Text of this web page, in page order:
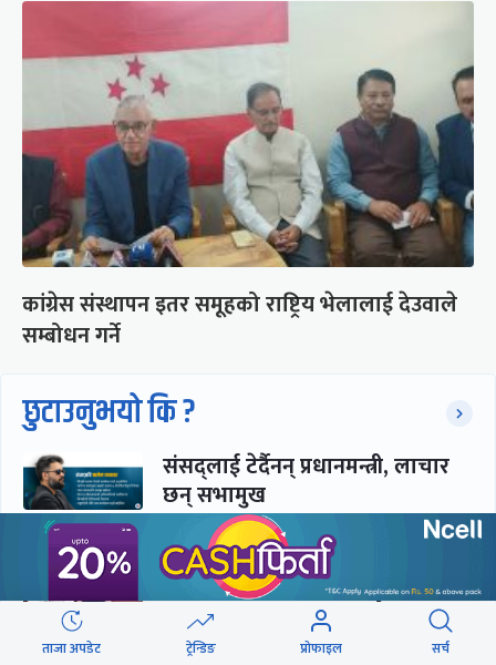
कांग्रेस संस्थापन इतर समूहको राष्ट्रिय भेलालाई देउवाले
सम्बोधन गर्ने
छुटाउनुभयो कि ?
संसद्लाई टेर्दैनन् प्रधानमन्त्री, लाचार
छन् सभामुख
‘अस्थायी प्रकृतिको अध्यादेशले ऐनको
व्यवस्था विस्थापित गर्न सक्दैन’
ताजा अपडेट ट्रेन्डिङ प्रोफाइल सर्च